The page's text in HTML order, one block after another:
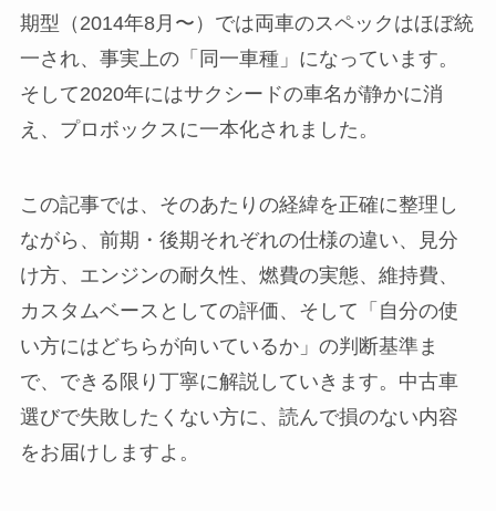
期型（2014年8月〜）では両車のスペックはほぼ統
一され、事実上の「同一車種」になっています。
そして2020年にはサクシードの車名が静かに消
え、プロボックスに一本化されました。
この記事では、そのあたりの経緯を正確に整理し
ながら、前期・後期それぞれの仕様の違い、見分
け方、エンジンの耐久性、燃費の実態、維持費、
カスタムベースとしての評価、そして「自分の使
い方にはどちらが向いているか」の判断基準ま
で、できる限り丁寧に解説していきます。中古車
選びで失敗したくない方に、読んで損のない内容
をお届けしますよ。